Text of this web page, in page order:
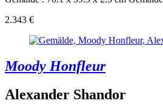
2.343 €
Moody Honfleur
Alexander Shandor